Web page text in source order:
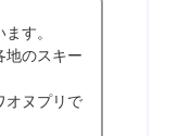
す。
地のスキー
オヌプリで